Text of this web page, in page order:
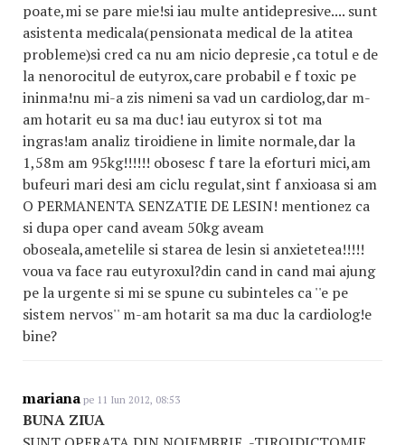
poate,mi se pare mie!si iau multe antidepresive.... sunt
asistenta medicala(pensionata medical de la atitea
probleme)si cred ca nu am nicio depresie ,ca totul e de
la nenorocitul de eutyrox,care probabil e f toxic pe
ininma!nu mi-a zis nimeni sa vad un cardiolog,dar m-
am hotarit eu sa ma duc! iau eutyrox si tot ma
ingras!am analiz tiroidiene in limite normale,dar la
1,58m am 95kg!!!!!! obosesc f tare la eforturi mici,am
bufeuri mari desi am ciclu regulat,sint f anxioasa si am
O PERMANENTA SENZATIE DE LESIN! mentionez ca
si dupa oper cand aveam 50kg aveam
oboseala,ametelile si starea de lesin si anxietetea!!!!!
voua va face rau eutyroxul?din cand in cand mai ajung
pe la urgente si mi se spune cu subinteles ca ''e pe
sistem nervos'' m-am hotarit sa ma duc la cardiolog!e
bine?
mariana pe 11 Iun 2012, 08:53
BUNA ZIUA